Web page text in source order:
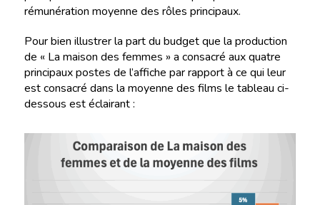
rémunération moyenne des rôles principaux.
Pour bien illustrer la part du budget que la production
de « La maison des femmes » a consacré aux quatre
principaux postes de l’affiche par rapport à ce qui leur
est consacré dans la moyenne des films le tableau ci-
dessous est éclairant :